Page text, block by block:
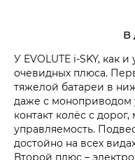
В
У EVOLUTE i‑SKY, как
очевидных плюса.
тяжелой батареи в
даже с моноприводом
контакт колёс с
управляемость.
достойно на всех
Второй плюс –